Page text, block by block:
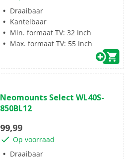
Draaibaar
Kantelbaar
Min. formaat TV: 32 Inch
Max. formaat TV: 55 Inch
van
de
sterren.
Neomounts Select WL40S-
850BL12
99,99
Op voorraad
Draaibaar